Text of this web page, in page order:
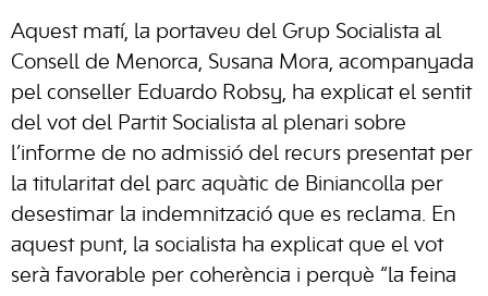
Aquest matí, la portaveu del Grup Socialista al
Consell de Menorca, Susana Mora, acompanyada
pel conseller Eduardo Robsy, ha explicat el sentit
del vot del Partit Socialista al plenari sobre
l’informe de no admissió del recurs presentat per
la titularitat del parc aquàtic de Biniancolla per
desestimar la indemnització que es reclama. En
aquest punt, la socialista ha explicat que el vot
serà favorable per coherència i perquè “la feina